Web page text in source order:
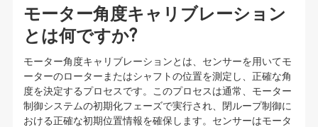
モーター角度キャリブレーション
とは何ですか?
モーター角度キャリブレーションとは、センサーを用いてモ
ーターのローターまたはシャフトの位置を測定し、正確な角
度を決定するプロセスです。このプロセスは通常、モーター
制御システムの初期化フェーズで実行され、閉ループ制御に
おける正確な初期位置情報を確保します。センサーはモータ